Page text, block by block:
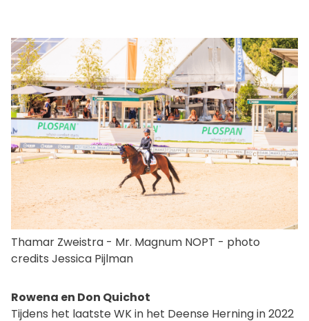
Thamar Zweistra - Mr. Magnum NOPT - photo
credits Jessica Pijlman
Rowena en Don Quichot
Tijdens het laatste WK in het Deense Herning in 2022